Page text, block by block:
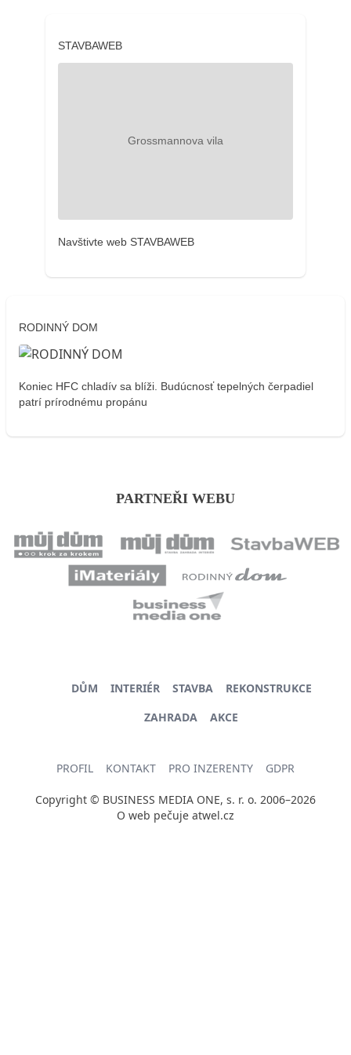
STAVBAWEB
Navštivte web STAVBAWEB
RODINNÝ DOM
Koniec HFC chladív sa blíži. Budúcnosť tepelných čerpadiel
patrí prírodnému propánu
PARTNEŘI WEBU
DŮM INTERIÉR STAVBA
REKONSTRUKCE
ZAHRADA
AKCE
PROFIL KONTAKT PRO INZERENTY GDPR
Copyright © BUSINESS MEDIA ONE, s. r. o. 2006–2026